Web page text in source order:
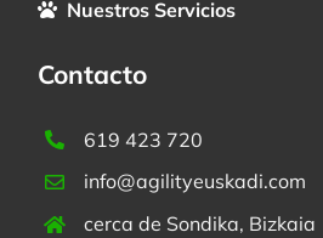
Nuestros Servicios
Contacto
619 423 720
info@agilityeuskadi.com
cerca de Sondika, Bizkaia